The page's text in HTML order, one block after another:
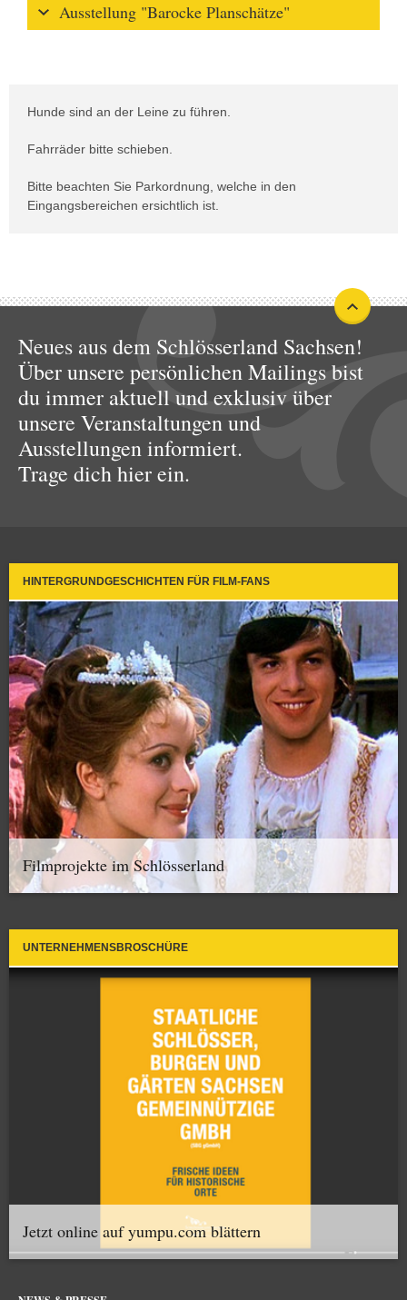
Ausstellung "Barocke Planschätze"
Hunde sind an der Leine zu führen.
Fahrräder bitte schieben.
Bitte beachten Sie Parkordnung, welche in den
Eingangsbereichen ersichtlich ist.
Neues aus dem Schlösserland Sachsen!
Über unsere persönlichen Mailings bist
du immer aktuell und exklusiv über
unsere Veranstaltungen und
Ausstellungen informiert.
Trage dich hier ein.
HINTERGRUNDGESCHICHTEN FÜR FILM-FANS
Filmprojekte im Schlösserland
UNTERNEHMENSBROSCHÜRE
Jetzt online auf yumpu.com blättern